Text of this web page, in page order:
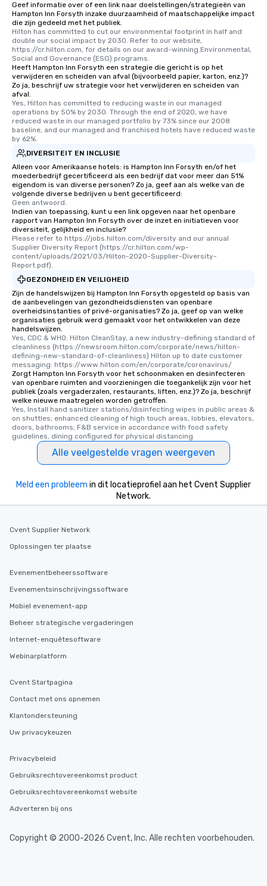
Geef informatie over of een link naar doelstellingen/strategieën van
Hampton Inn Forsyth inzake duurzaamheid of maatschappelijke impact
die zijn gedeeld met het publiek.
Hilton has committed to cut our environmental footprint in half and
double our social impact by 2030. Refer to our website,
https://cr.hilton.com, for details on our award-winning Environmental,
Social and Governance (ESG) programs.
Heeft Hampton Inn Forsyth een strategie die gericht is op het
verwijderen en scheiden van afval (bijvoorbeeld papier, karton, enz.)?
Zo ja, beschrijf uw strategie voor het verwijderen en scheiden van
afval.
Yes, Hilton has committed to reducing waste in our managed
operations by 50% by 2030. Through the end of 2020, we have
reduced waste in our managed portfolio by 73% since our 2008
baseline, and our managed and franchised hotels have reduced waste
by 62%.
DIVERSITEIT EN INCLUSIE
Alleen voor Amerikaanse hotels: is Hampton Inn Forsyth en/of het
moederbedrijf gecertificeerd als een bedrijf dat voor meer dan 51%
eigendom is van diverse personen? Zo ja, geef aan als welke van de
volgende diverse bedrijven u bent gecertificeerd:
Geen antwoord.
Indien van toepassing, kunt u een link opgeven naar het openbare
rapport van Hampton Inn Forsyth over de inzet en initiatieven voor
diversiteit, gelijkheid en inclusie?
Please refer to https://jobs.hilton.com/diversity and our annual
Supplier Diversity Report (https://cr.hilton.com/wp-
content/uploads/2021/03/Hilton-2020-Supplier-Diversity-
Report.pdf).
GEZONDHEID EN VEILIGHEID
Zijn de handelswijzen bij Hampton Inn Forsyth opgesteld op basis van
de aanbevelingen van gezondheidsdiensten van openbare
overheidsinstanties of privé-organisaties? Zo ja, geef op van welke
organisaties gebruik werd gemaakt voor het ontwikkelen van deze
handelswijzen.
Yes, CDC & WHO. Hilton CleanStay, a new industry-defining standard of
cleanliness (https://newsroom.hilton.com/corporate/news/hilton-
defining-new-standard-of-cleanliness) Hilton up to date customer
messaging: https://www.hilton.com/en/corporate/coronavirus/
Zorgt Hampton Inn Forsyth voor het schoonmaken en desinfecteren
van openbare ruimten and voorzieningen die toegankelijk zijn voor het
publiek (zoals vergaderzalen, restaurants, liften, enz.)? Zo ja, beschrijf
welke nieuwe maatregelen worden getroffen.
Yes, Install hand sanitizer stations/disinfecting wipes in public areas &
on shuttles; enhanced cleaning of high touch areas, lobbies, elevators,
doors, bathrooms; F&B service in accordance with food safety
guidelines, dining configured for physical distancing
Alle veelgestelde vragen weergeven
Meld een probleem in dit locatieprofiel aan het Cvent Supplier
Network.
Cvent Supplier Network
Oplossingen ter plaatse
Evenementbeheerssoftware
Evenementsinschrijvingssoftware
Mobiel evenement-app
Beheer strategische vergaderingen
Internet-enquêtesoftware
Webinarplatform
Cvent Startpagina
Contact met ons opnemen
Klantondersteuning
Uw privacykeuzen
Privacybeleid
Gebruiksrechtovereenkomst product
Gebruiksrechtovereenkomst website
Adverteren bij ons
Copyright © 2000-2026 Cvent, Inc. Alle rechten voorbehouden.